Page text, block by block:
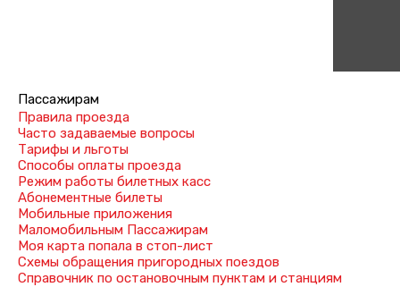
Пассажирам
Правила проезда
Часто задаваемые вопросы
Тарифы и льготы
Способы оплаты проезда
Режим работы билетных касс
Абонементные билеты
Мобильные приложения
Маломобильным Пассажирам
Моя карта попала в стоп-лист
Cхемы обращения пригородных поездов
Справочник по остановочным пунктам и станциям